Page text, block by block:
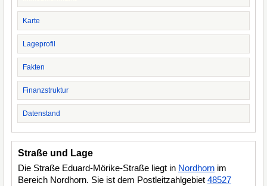
Karte
Lageprofil
Fakten
Finanzstruktur
Datenstand
Straße und Lage
Die Straße Eduard-Mörike-Straße liegt in Nordhorn im
Bereich Nordhorn. Sie ist dem Postleitzahlgebiet 48527